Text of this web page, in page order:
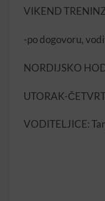
VIKEND
-po dogovoru,
NORDIJSKO
UTORAK-
VODITELJICE: